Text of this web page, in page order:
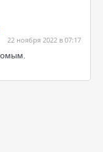
22 ноября 2022 в 07:17